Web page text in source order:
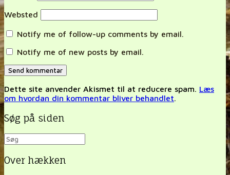
Websted
Notify me of follow-up comments by email.
Notify me of new posts by email.
Dette site anvender Akismet til at reducere spam. Læs
om hvordan din kommentar bliver behandlet.
Søg på siden
Over hækken